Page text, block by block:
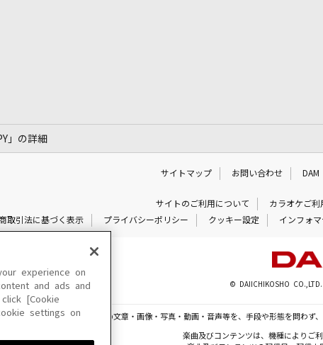
」の詳細
サイトマップ お問い合わせ DAM
サイトのご利用について カラオケご利
取引法に基づく表示
プライバシーポリシー クッキー設定 インフォ
© DAIICHIKOSHO
サイトに掲載されている一切の文章・画像・写真・動画・音声等を、手段や形態を問わ
楽曲及びコンテンツは、機種によりご
experience on
and ads and
[Cookie
settings on